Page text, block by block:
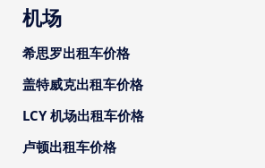
机场
希思罗出租车价格
盖特威克出租车价格
LCY 机场出租车价格
卢顿出租车价格